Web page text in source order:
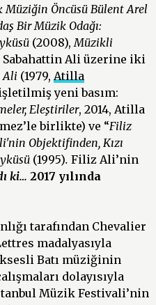
Müziğin Öncüsü Bülent Arel
Bir Müzik Odağı:
(2008),Müzikli
Sabahattin Ali üzerine iki
Ali (1979, Atilla
yeni basım:
Eleştiriler, 2014, Atilla
birlikte) ve “Filiz
Objektifinden, Kızı
(1995). Filiz Ali’nin
ki… 2017 yılında
tarafından Chevalier
madalyasıyla
Batı müziğinin
dolayısıyla
Müzik Festivali’nin